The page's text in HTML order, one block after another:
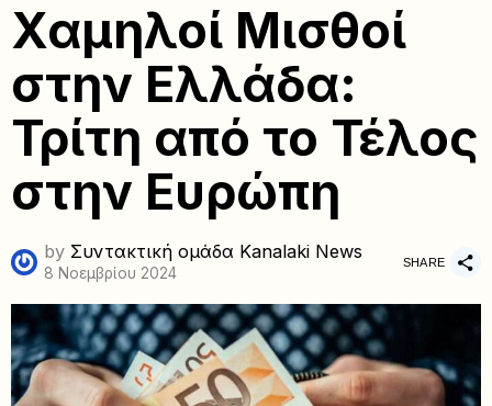
Χαμηλοί Μισθοί
στην Ελλάδα:
Τρίτη από το Τέλος
στην Ευρώπη
by Συντακτική ομάδα Kanalaki News
8 Νοεμβρίου 2024
SHARE